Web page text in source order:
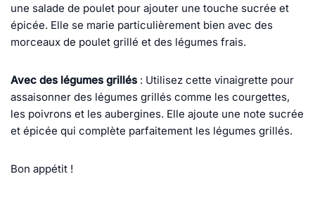
une salade de poulet pour ajouter une touche sucrée et
épicée. Elle se marie particulièrement bien avec des
morceaux de poulet grillé et des légumes frais.
Avec des légumes grillés : Utilisez cette vinaigrette pour
assaisonner des légumes grillés comme les courgettes,
les poivrons et les aubergines. Elle ajoute une note sucrée
et épicée qui complète parfaitement les légumes grillés.
Bon appétit !